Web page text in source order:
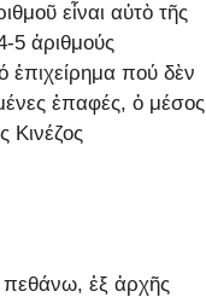
εἶναι αὐτὸ τῆς
5 ἀριθμούς
ἐπιχείρημα πού δὲν
ἐπαφές, ὁ μέσος
Κινέζος
ἐξ ἀρχῆς